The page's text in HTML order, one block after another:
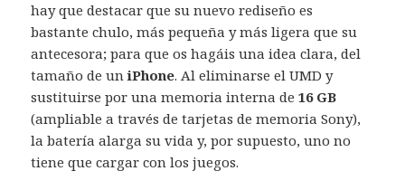
hay que destacar que su nuevo rediseño es
bastante chulo, más pequeña y más ligera que su
antecesora; para que os hagáis una idea clara, del
tamaño de uniPhone. Al eliminarse el UMD y
sustituirse por una memoria interna de16 GB
(ampliable a través de tarjetas de memoria Sony),
la batería alarga su vida y, por supuesto, uno no
tiene que cargar con los juegos.